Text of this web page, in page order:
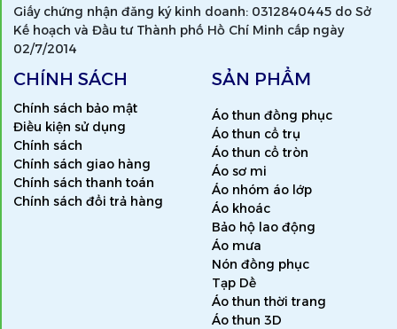
Giấy chứng nhận đăng ký kinh doanh: 0312840445 do Sở
Kế hoạch và Đầu tư Thành phố Hồ Chí Minh cấp ngày
02/7/2014
CHÍNH SÁCH
Chính sách bảo mật
Điều kiện sử dụng
Chính sách
Chính sách giao hàng
Chính sách thanh toán
Chính sách đổi trả hàng
SẢN PHẨM
Áo thun đồng phục
Áo thun cổ trụ
Áo thun cổ tròn
Áo sơ mi
Áo nhóm áo lớp
Áo khoác
Bảo hộ lao động
Áo mưa
Nón đồng phục
Tạp Dề
Áo thun thời trang
Áo thun 3D